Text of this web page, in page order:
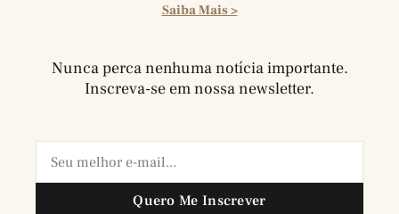
Saiba Mais >
Nunca perca nenhuma notícia importante.
Inscreva-se em nossa newsletter.
Quero Me Inscrever